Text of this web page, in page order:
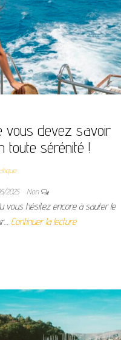
vous devez savoir
toute sérénité !
2025 Non
vous hésitez encore à sauter le
Continuer la lecture